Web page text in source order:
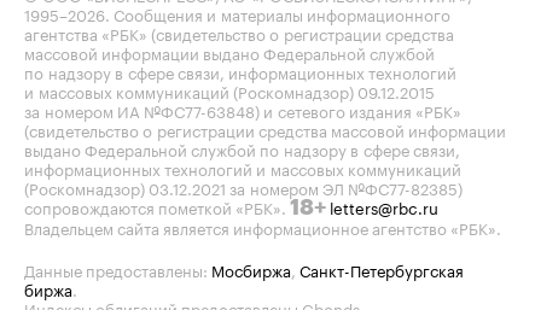
1995–2026 . Сообщения и материалы информационного
агентства «РБК» (свидетельство о регистрации средства
массовой информации выдано Федеральной службой
по надзору в сфере связи, информационных технологий
и массовых коммуникаций (Роскомнадзор) 09.12.2015
за номером ИА №ФС77-63848) и сетевого издания «РБК»
(свидетельство о регистрации средства массовой информации
выдано Федеральной службой по надзору в сфере связи,
информационных технологий и массовых коммуникаций
(Роскомнадзор) 03.12.2021 за номером ЭЛ №ФС77-82385)
сопровождаются пометкой «РБК». 18+ letters@rbc.ru
Владельцем сайта является информационное агентство «РБК».
Данные предоставлены: Мосбиржа Санкт-Петербургская
биржа